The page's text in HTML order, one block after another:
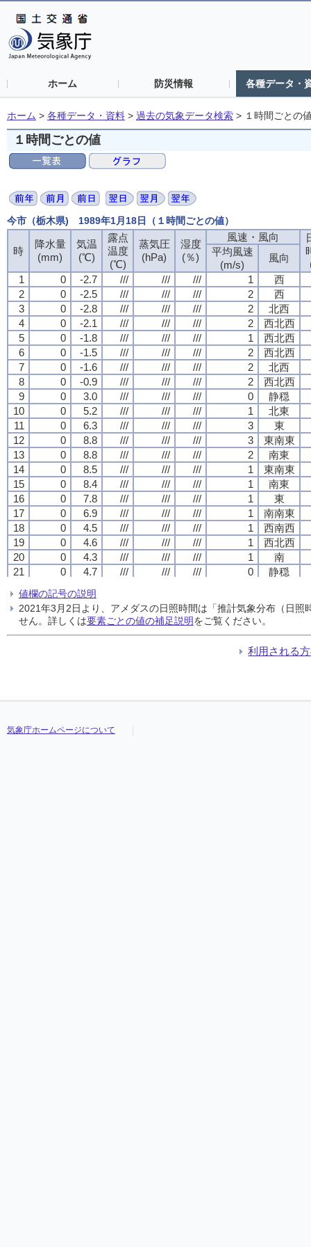
ホーム 防災情報 各種データ・
ホーム > 各種データ・資料 > 過去の気象データ検索 > １時間ごとの
１時間ごとの値
今市（栃木県) 1989年1月18日（１時間ごとの値）
時
降水量
(mm)
気温
(℃)
露点
温度
(℃)
蒸気圧
(hPa)
湿度
(％)
風速・風向
平均風速
(m/s)
風向
1
0 -2.7 /// /// /// 1
西
2
0 -2.5 /// /// /// 2
西
3
0 -2.8 /// /// /// 2
北西
4
0 -2.1 /// /// /// 2
西北西
5
0 -1.8 /// /// /// 1
西北西
6
0 -1.5 /// /// /// 2
西北西
7
0 -1.6 /// /// /// 2
北西
8
0 -0.9 /// /// /// 2
西北西
9
0 3.0 /// /// /// 0
静穏
10
0 5.2 /// /// /// 1
北東
11
0 6.3 /// /// /// 3
東
12
0 8.8 /// /// /// 3
東南東
13
0 8.8 /// /// /// 2
南東
14
0 8.5 /// /// /// 1
東南東
15
0 8.4 /// /// /// 1
南東
16
0 7.8 /// /// /// 1
東
17
0 6.9 /// /// /// 1
南南東
18
0 4.5 /// /// /// 1
西南西
19
0 4.6 /// /// /// 1
西北西
20
0 4.3 /// /// /// 1
南
21
0 4.7 /// /// /// 0
静穏
23
0 3.5
静穏
24
0 3.7 /// /// /// 0 静穏
時
降水量
(mm)
気温
(℃)
露点
温度
(℃)
蒸気圧
(hPa)
湿度
(％)
風速・風向
平均風速
(m/s)
風向
1
0 -2.7 /// /// /// 1
西
2
0 -2.5 /// /// /// 2
西
3
0 -2.8 /// /// /// 2
北西
4
0 -2.1 /// /// /// 2
西北西
5
0 -1.8 /// /// /// 1
西北西
6
0 -1.5 /// /// /// 2
西北西
7
0 -1.6 /// /// /// 2
北西
8
0 -0.9 /// /// /// 2
西北西
9
0 3.0 /// /// /// 0
静穏
10
0 5.2 /// /// /// 1
北東
11
0 6.3 /// /// /// 3
東
12
0 8.8 /// /// /// 3
東南東
13
0 8.8 /// /// /// 2
南東
14
0 8.5 /// /// /// 1
東南東
15
0 8.4 /// /// /// 1
南東
16
0 7.8 /// /// /// 1
東
17
0 6.9 /// /// /// 1
南南東
18
0 4.5 /// /// /// 1
西南西
19
0 4.6 /// /// /// 1
西北西
20
0 4.3 /// /// /// 1
南
21
0 4.7 /// /// /// 0
静穏
23
0 3.5
静穏
24
0 3.7 /// /// /// 0 静穏
時
降水量
(mm)
気温
(℃)
露点
温度
(℃)
蒸気圧
(hPa)
湿度
(％)
風速・風向
平均風速
(m/s)
風向
1
0 -2.7 /// /// /// 1
西
2
0 -2.5 /// /// /// 2
西
3
0 -2.8 /// /// /// 2
北西
4
0 -2.1 /// /// /// 2
西北西
5
0 -1.8 /// /// /// 1
西北西
6
0 -1.5 /// /// /// 2
西北西
7
0 -1.6 /// /// /// 2
北西
8
0 -0.9 /// /// /// 2
西北西
9
0 3.0 /// /// /// 0
静穏
10
0 5.2 /// /// /// 1
北東
11
0 6.3 /// /// /// 3
東
12
0 8.8 /// /// /// 3
東南東
13
0 8.8 /// /// /// 2
南東
14
0 8.5 /// /// /// 1
東南東
15
0 8.4 /// /// /// 1
南東
16
0 7.8 /// /// /// 1
東
17
0 6.9 /// /// /// 1
南南東
18
0 4.5 /// /// /// 1
西南西
19
0 4.6 /// /// /// 1
西北西
20
0 4.3 /// /// /// 1
南
21
0 4.7 /// /// /// 0
静穏
23
0 3.5
静穏
24
0 3.7 /// /// /// 0 静穏
時
降水量
(mm)
気温
(℃)
露点
温度
(℃)
蒸気圧
(hPa)
湿度
(％)
風速・風向
平均風速
(m/s)
風向
1
0 -2.7 /// /// /// 1
西
2
0 -2.5 /// /// /// 2
西
3
0 -2.8 /// /// /// 2
北西
4
0 -2.1 /// /// /// 2
西北西
5
0 -1.8 /// /// /// 1
西北西
6
0 -1.5 /// /// /// 2
西北西
7
0 -1.6 /// /// /// 2
北西
8
0 -0.9 /// /// /// 2
西北西
9
0 3.0 /// /// /// 0
静穏
10
0 5.2 /// /// /// 1
北東
11
0 6.3 /// /// /// 3
東
12
0 8.8 /// /// /// 3
東南東
13
0 8.8 /// /// /// 2
南東
14
0 8.5 /// /// /// 1
東南東
15
0 8.4 /// /// /// 1
南東
16
0 7.8 /// /// /// 1
東
17
0 6.9 /// /// /// 1
南南東
18
0 4.5 /// /// /// 1
西南西
19
0 4.6 /// /// /// 1
西北西
20
0 4.3 /// /// /// 1
南
21
0 4.7 /// /// /// 0
静穏
23
0 3.5
静穏
24
0 3.7 /// /// /// 0 静穏
値欄の記号の説明
2021年3月2日より、アメダスの日照時間は「推計気象分布（日
せん。詳しくは要素ごとの値の補足説明をご覧ください。
利用される
気象庁ホームページについて